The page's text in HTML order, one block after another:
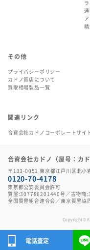
通
精
その他
プライバシーポリシー
カドノ質店について
買取相場製品一覧
関連リンク
合資会社カドノコーポレートサイ
合資会社カドノ（屋号：カド
〒133-0051 東京都江戸川区北小
0120-70-4178
東京都公安委員会許可
質屋:307786201440号／古物商
全国質屋組合連合会 ／東京質屋協
Copyright©
電話査定